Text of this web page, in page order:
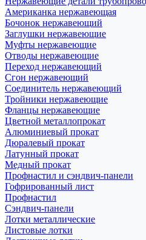
Американка нержавеющая
Бочонок нержавеющий
Заглушки нержавеющие
Муфты нержавеющие
Отводы нержавеющие
Переход нержавеющий
Сгон нержавеющий
Соединитель нержавеющий
Тройники нержавеющие
Фланцы нержавеющие
Цветной металлопрокат
Алюминиевый прокат
Дюралевый прокат
Латунный прокат
Медный прокат
Профнастил и сэндвич-панели
Гофрированный лист
Профнастил
Сэндвич-панели
Лотки металлические
Листовые лотки